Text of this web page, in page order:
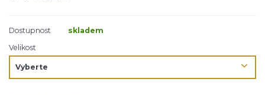
Dostupnost
skladem
Velikost